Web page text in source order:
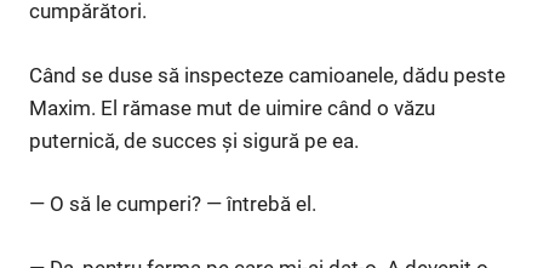
cumpărători.
Când se duse să inspecteze camioanele, dădu peste
Maxim. El rămase mut de uimire când o văzu
puternică, de succes și sigură pe ea.
— O să le cumperi? — întrebă el.